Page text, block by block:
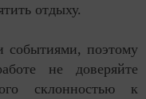
отдыху.
событиями, поэтому
не доверяйте
склонностью к